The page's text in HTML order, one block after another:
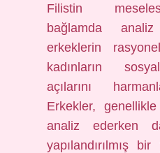
Filistin
bağlamda
erkeklerin
kadınların
açılarını
Erkekler,
analiz ederken
yapılandırılmış